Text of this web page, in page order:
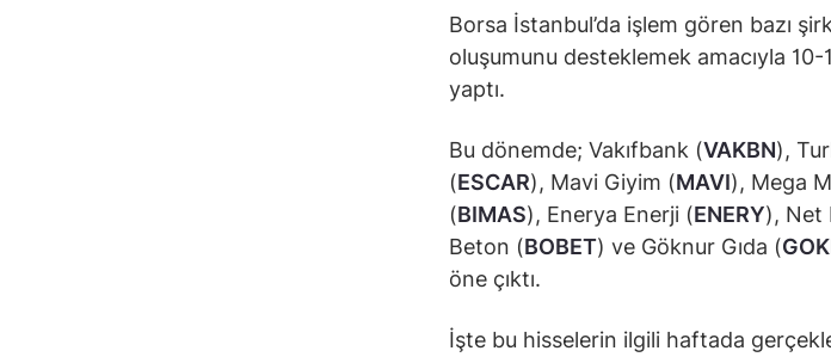
Borsa İstanbul’da işlem gören bazı
oluşumunu desteklemek amacıyla 10-
yaptı.
Bu dönemde; Vakıfbank (VAKBN),
(ESCAR), Mavi Giyim (MAVI), Mega
(BIMAS), Enerya Enerji (ENERY), Net
Beton (BOBET) ve Göknur Gıda (
öne çıktı.
İşte bu hisselerin ilgili haftada